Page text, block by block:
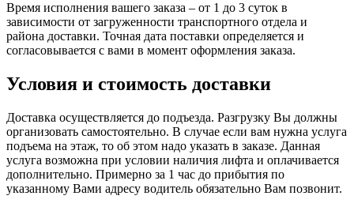
Время исполнения вашего заказа – от 1 до 3 суток в
зависимости от загруженности транспортного отдела и
района доставки. Точная дата поставки определяется и
согласовывается с вами в момент оформления заказа.
Условия и стоимость доставки
Доставка осуществляется до подъезда. Разгрузку Вы должны
организовать самостоятельно. В случае если вам нужна услуга
подъема на этаж, то об этом надо указать в заказе. Данная
услуга возможна при условии наличия лифта и оплачивается
дополнительно. Примерно за 1 час до прибытия по
указанному Вами адресу водитель обязательно Вам позвонит.